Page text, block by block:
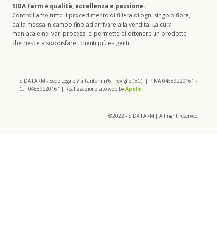
SIDA Farm è qualità, eccellenza e passione.
Controlliamo tutto il procedimento di filiera di ogni singolo fiore,
dalla messa in campo fino ad arrivare alla vendita. La cura
maniacale nei vari processi ci permette di ottenere un prodotto
che riesce a soddisfare i clienti più esigenti.
SIDA FARM - Sede Legale Via Fantoni n°6 Treviglio (BG) | P.IVA 04589220161 -
C.F 04589220161 | Realizzazione sito web by Apollo
©2022 - SIDA FARM | All right reserved